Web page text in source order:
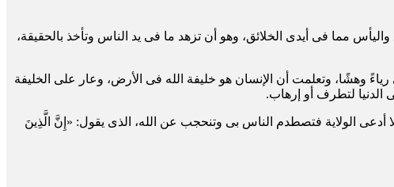
مما فى أيدى الخلائق، وهو أن تزهد ما فى يد الناس وتأخذ بالحقيقة،
وهشًا، وتعلمت أن الإنسان هو خليفة الله فى الأرض، وعار على الخليفة
الدنيا لتطرف أو إرهاب.
أدعى الولاية فتصطدم الناس بى وتنحجب عن الله، الذى يقول: «إِنَّ الَّذِينَ